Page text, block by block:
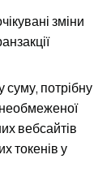
зміни
потрібну
необмеженої
вебсайтів
токенів у